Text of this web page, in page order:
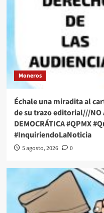
Moneros
Échale una miradita al
de su trazo editorial///NO
DEMOCRÁTICA #QPMX
#InquiriendoLaNoticia
5 agosto, 2026 0